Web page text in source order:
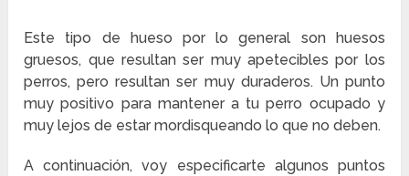
Este tipo de hueso por lo general son huesos
gruesos, que resultan ser muy apetecibles por los
perros, pero resultan ser muy duraderos. Un punto
muy positivo para mantener a tu perro ocupado y
muy lejos de estar mordisqueando lo que no deben.
A continuación, voy especificarte algunos puntos